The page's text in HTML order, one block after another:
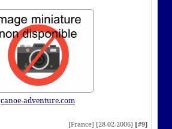
canoe-adventure.com
[France] [28-02-2006] [#9]